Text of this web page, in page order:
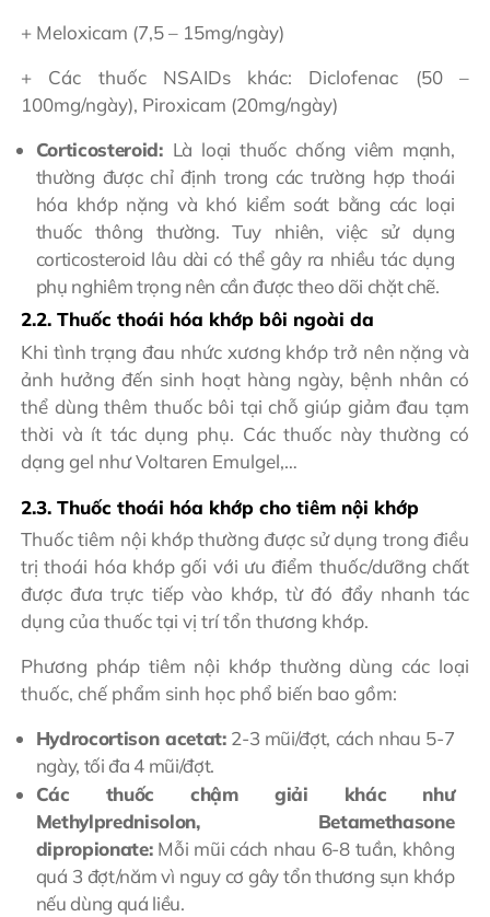
+ Meloxicam (7,5 – 15mg/ngày)
+ Các thuốc NSAIDs khác: Diclofenac (50 –
100mg/ngày), Piroxicam (20mg/ngày)
Corticosteroid: Là loại thuốc chống viêm mạnh,
thường được chỉ định trong các trường hợp thoái
hóa khớp nặng và khó kiểm soát bằng các loại
thuốc thông thường. Tuy nhiên, việc sử dụng
corticosteroid lâu dài có thể gây ra nhiều tác dụng
phụ nghiêm trọng nên cần được theo dõi chặt chẽ.
2.2. Thuốc thoái hóa khớp bôi ngoài da
Khi tình trạng đau nhức xương khớp trở nên nặng và
ảnh hưởng đến sinh hoạt hàng ngày, bệnh nhân có
thể dùng thêm thuốc bôi tại chỗ giúp giảm đau tạm
thời và ít tác dụng phụ. Các thuốc này thường có
dạng gel như Voltaren Emulgel,…
2.3. Thuốc thoái hóa khớp cho tiêm nội khớp
Thuốc tiêm nội khớp thường được sử dụng trong điều
trị thoái hóa khớp gối với ưu điểm thuốc/dưỡng chất
được đưa trực tiếp vào khớp, từ đó đẩy nhanh tác
dụng của thuốc tại vị trí tổn thương khớp.
Phương pháp tiêm nội khớp thường dùng các loại
thuốc, chế phẩm sinh học phổ biến bao gồm:
Hydrocortison acetat:2-3 mũi/đợt, cách nhau 5-7
ngày, tối đa 4 mũi/đợt.
Các thuốc chậm giải khác như
Methylprednisolon, Betamethasone
dipropionate:Mỗi mũi cách nhau 6-8 tuần, không
quá 3 đợt/năm vì nguy cơ gây tổn thương sụn khớp
nếu dùng quá liều.